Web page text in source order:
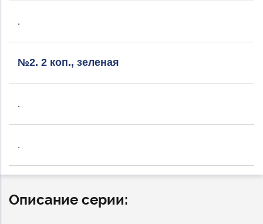
.
№2. 2 коп., зеленая
.
.
Описание серии: